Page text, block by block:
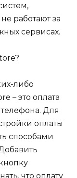
работают за
сервисах.
либо
– это оплата
Для
оплаты
способами
что оплату